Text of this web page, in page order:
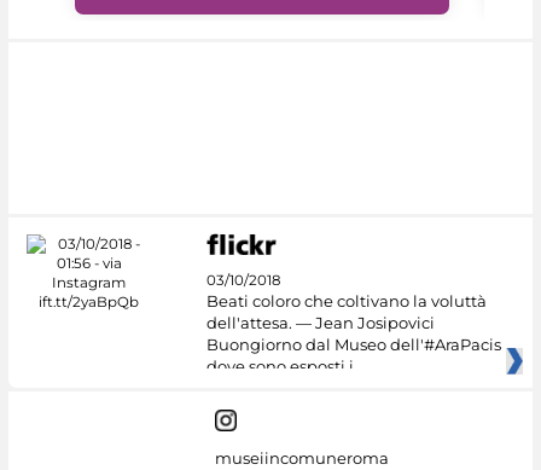
03/10/2018
Beati coloro che coltivano la voluttà
dell'attesa. — Jean Josipovici
Buongiorno dal Museo dell'#AraPacis
dove sono esposti i
museiincomuneroma